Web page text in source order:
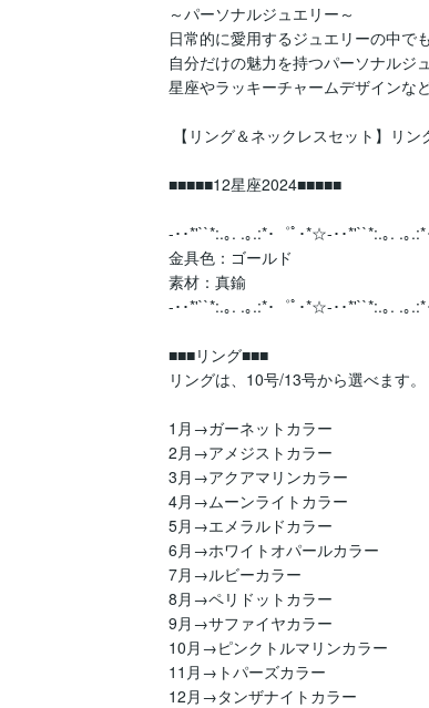
～パーソナルジュエリー～
日常的に愛用するジュエリーの中で
自分だけの魅力を持つパーソナルジュ
星座やラッキーチャームデザインな
■■■■■12星座2024■■■■■
-･･*'``*:.｡. .｡.:*･゜ﾟ･*☆-･･*'``*:.｡. .｡
金具色：ゴールド
素材：真鍮
-･･*'``*:.｡. .｡.:*･゜ﾟ･*☆-･･*'``*:.｡. .｡
■■■リング■■■
リングは、10号/13号から選べます。
1月→ガーネットカラー
2月→アメジストカラー
3月→アクアマリンカラー
4月→ムーンライトカラー
5月→エメラルドカラー
6月→ホワイトオパールカラー
7月→ルビーカラー
8月→ペリドットカラー
9月→サファイヤカラー
10月→ピンクトルマリンカラー
11月→トパーズカラー
12月→タンザナイトカラー